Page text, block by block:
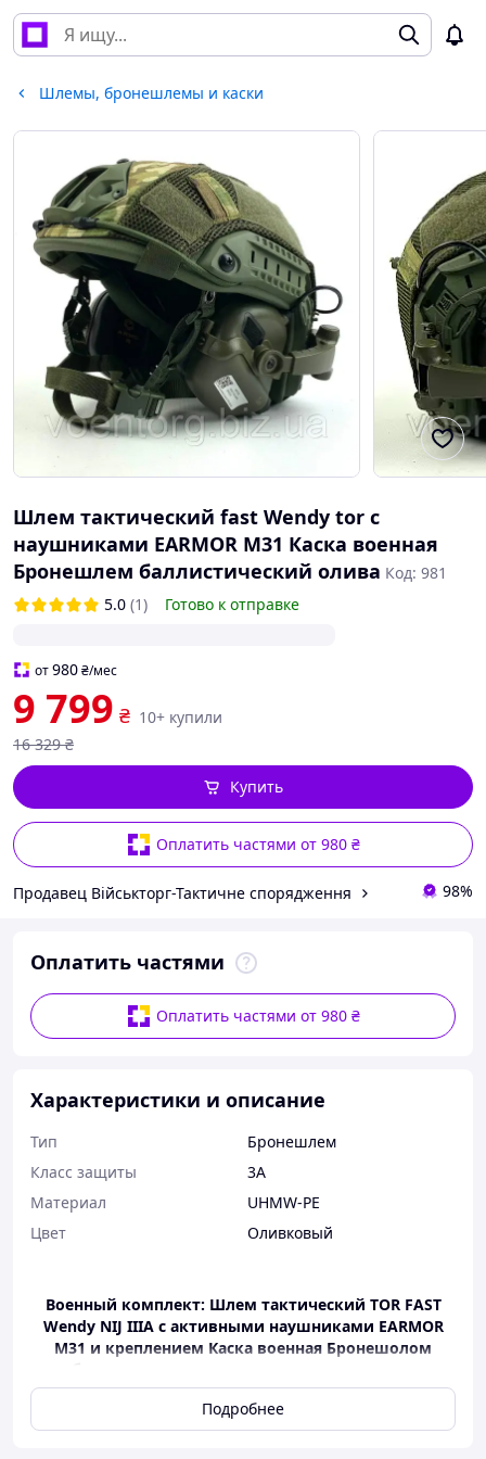
Шлемы, бронешлемы и каски
Шлем тактический fast Wendy tor с
наушниками EARMOR M31 Каска военная
Бронешлем баллистический олива Код: 981
5.0 (1) Готово к отправке
от980₴/мес
9 799 ₴ 10+ купили
16 329 ₴
Оплатить частями от 980 ₴
Купить
Продавец Військторг-Тактичне спорядження 98%
Оплатить частями
Оплатить частями от 980 ₴
Характеристики и описание
Тип
Бронешлем
Класс защиты
3А
Материал
UHMW-PE
Цвет
Оливковый
Военный комплект: Шлем тактический TOR FAST
Wendy NIJ IIIA с активными наушниками EARMOR
M31 и креплением Каска военная Бронешолом
мультикам на выбор — надежная защита для
профессионалов
Подробнее